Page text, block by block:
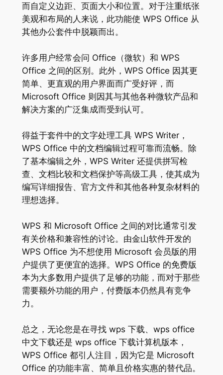
而自定义边距、页面大小和位置。对于注重纸张
美观和布局的人来说，此功能使 WPS Office 从
其他办公套件中脱颖而出。
许多用户经常会问 Office（微软）和 WPS
Office 之间的区别。此外，WPS Office 因其更
简单、更直观的用户界面而广受好评，而
Microsoft Office 则因其与其他各种微软产品和
解决方案的广泛集成而受到认可。
得益于套件中的文字处理工具 WPS Writer，
WPS Office 中的文档编辑过程可靠而流畅。除
了基本编辑之外，WPS Writer 还提供拼写检
查、文档比较和文档保护等高级工具，使其成为
编写详细报告、官方文件和其他各种复杂材料的
理想选择。
WPS 和 Microsoft Office 之间的对比通常引发
有关价格和兼容性的讨论。由金山软件开发的
WPS Office 为不想使用 Microsoft 会员版的用
户提供了更便宜的选择。WPS Office 的免费版
本为大多数用户提供了足够的功能，而对于那些
需要额外功能的用户，付费版本仍然具有竞争
力。
总之，无论您是在寻找 wps 下载、wps office
中文下载还是 wps office 下载计算机版本，
WPS Office 都引人注目，因为它是 Microsoft
Office 的功能丰富、简单且价格实惠的替代品。